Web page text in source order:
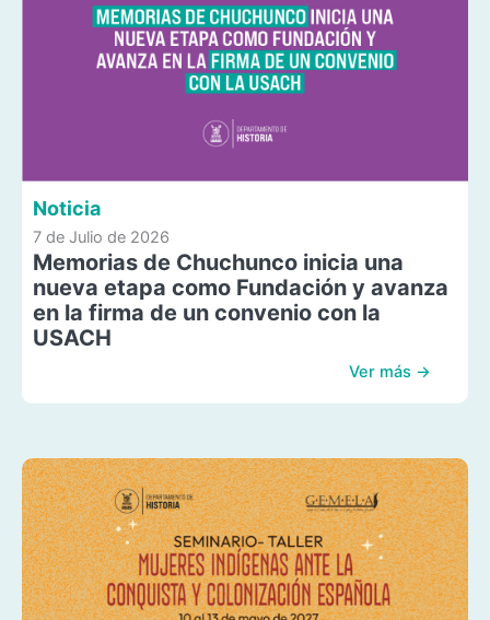
Noticia
7 de Julio de 2026
Memorias de Chuchunco inicia una
nueva etapa como Fundación y avanza
en la firma de un convenio con la
USACH
Ver más →